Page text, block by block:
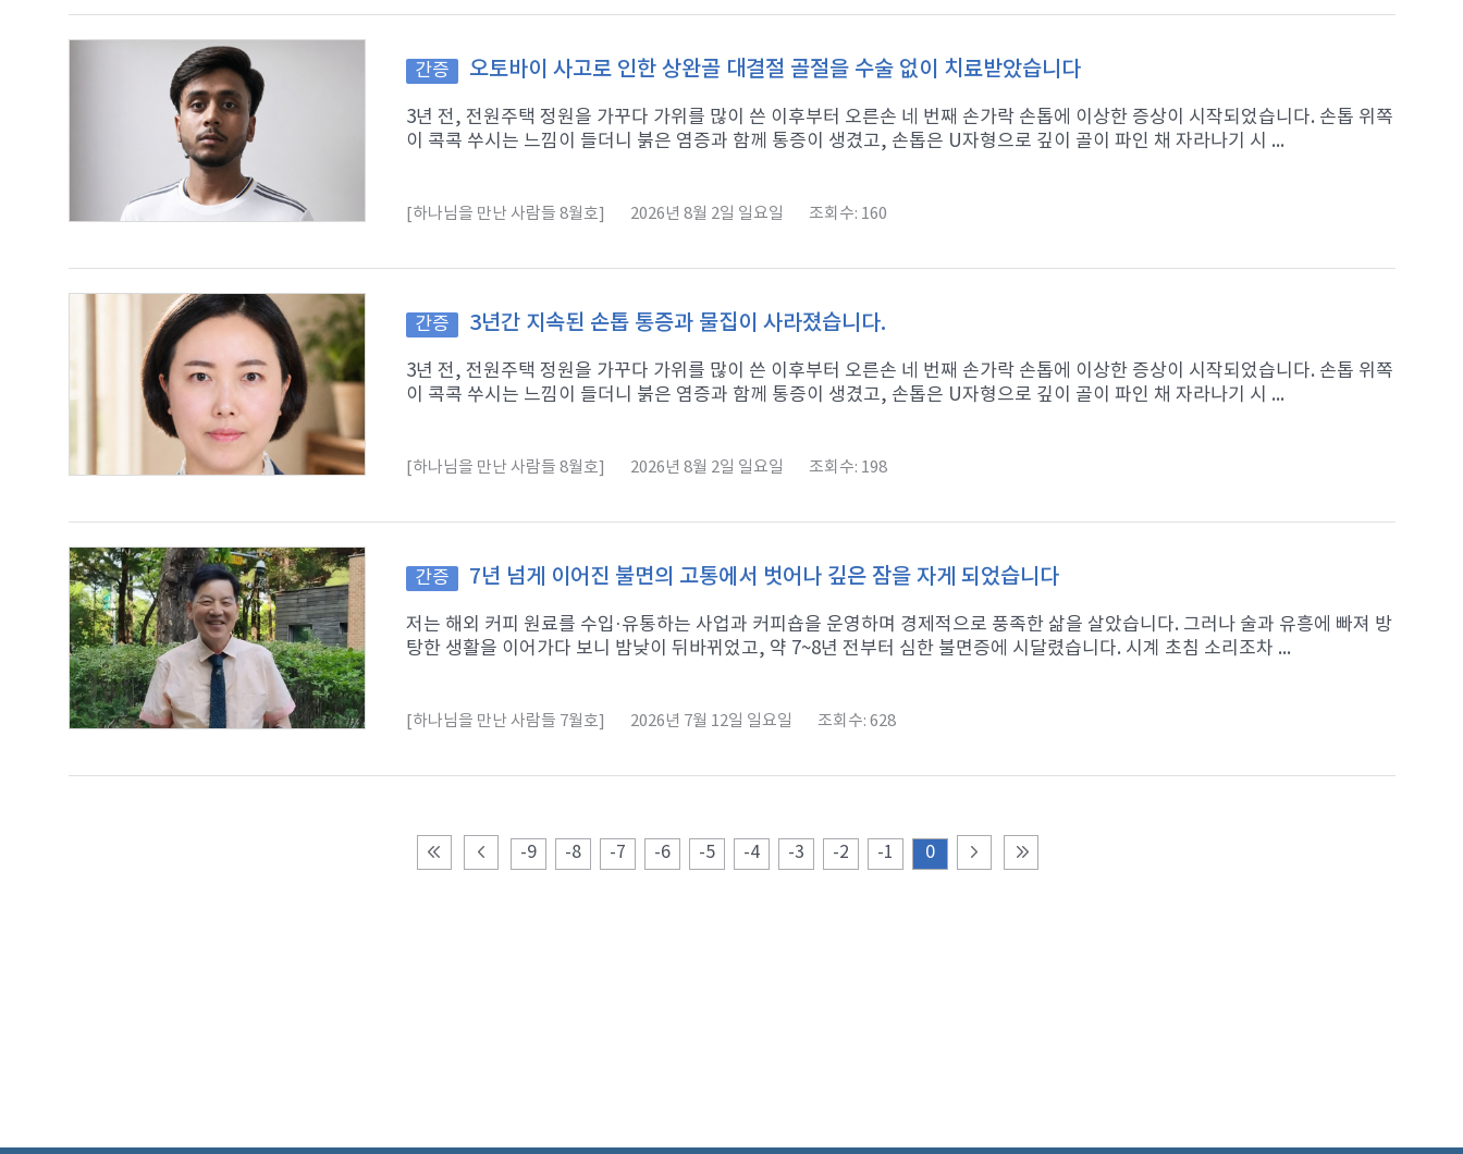
간증 오토바이 사고로 인한 상완골 대결절 골절을 수술 없이 치료받았습니다
3년 전, 전원주택 정원을 가꾸다 가위를 많이 쓴 이후부터 오른손 네 번째 손가락 손톱에 이상한 증상이 시작되었습니다. 손톱 위쪽
이 콕콕 쑤시는 느낌이 들더니 붉은 염증과 함께 통증이 생겼고, 손톱은 U자형으로 깊이 골이 파인 채 자라나기 시 ...
[하나님을 만난 사람들 8월호] 2026년 8월 2일 일요일 조회수: 160
간증 3년간 지속된 손톱 통증과 물집이 사라졌습니다.
3년 전, 전원주택 정원을 가꾸다 가위를 많이 쓴 이후부터 오른손 네 번째 손가락 손톱에 이상한 증상이 시작되었습니다. 손톱 위쪽
이 콕콕 쑤시는 느낌이 들더니 붉은 염증과 함께 통증이 생겼고, 손톱은 U자형으로 깊이 골이 파인 채 자라나기 시 ...
[하나님을 만난 사람들 8월호] 2026년 8월 2일 일요일 조회수: 198
간증 7년 넘게 이어진 불면의 고통에서 벗어나 깊은 잠을 자게 되었습니다
저는 해외 커피 원료를 수입·유통하는 사업과 커피숍을 운영하며 경제적으로 풍족한 삶을 살았습니다. 그러나 술과 유흥에 빠져 방
탕한 생활을 이어가다 보니 밤낮이 뒤바뀌었고, 약 7~8년 전부터 심한 불면증에 시달렸습니다. 시계 초침 소리조차 ...
[하나님을 만난 사람들 7월호] 2026년 7월 12일 일요일 조회수: 628
-9 -8 -7 -6 -5 -4 -3 -2 -1 0